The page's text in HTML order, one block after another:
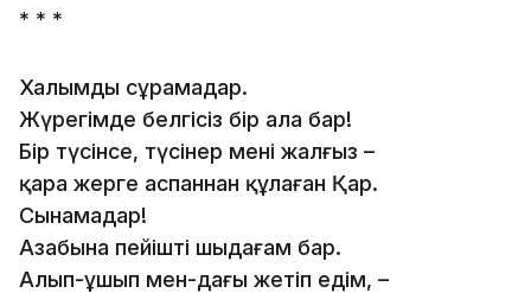
* * *
Халымды сұрамаңдар.
Жүрегімде белгісіз бір алаң бар!
Бір түсінсе, түсінер мені жалғыз –
қара жерге аспаннан құлаған Қар.
Сынамаңдар!
Азабына пейіштің шыдағам бар.
Алып-ұшып мен-дағы жетіп едім, –